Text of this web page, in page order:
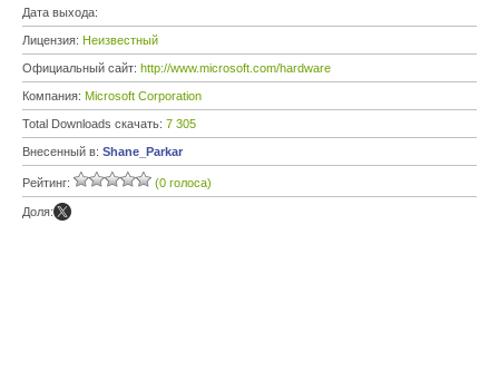
Дата выхода:
Лицензия: Неизвестный
Официальный сайт: http://www.microsoft.com/hardware
Компания: Microsoft Corporation
Total Downloads скачать: 7 305
Внесенный в: Shane_Parkar
Рейтинг: (0 голоса)
Доля: